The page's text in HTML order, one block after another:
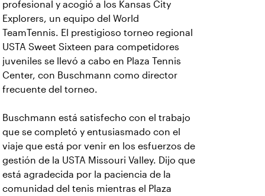
profesional y acogió a los Kansas City
Explorers, un equipo del World
TeamTennis. El prestigioso torneo regional
USTA Sweet Sixteen para competidores
juveniles se llevó a cabo en Plaza Tennis
Center, con Buschmann como director
frecuente del torneo.
Buschmann está satisfecho con el trabajo
que se completó y entusiasmado con el
viaje que está por venir en los esfuerzos de
gestión de la USTA Missouri Valley. Dijo que
está agradecida por la paciencia de la
comunidad del tenis mientras el Plaza